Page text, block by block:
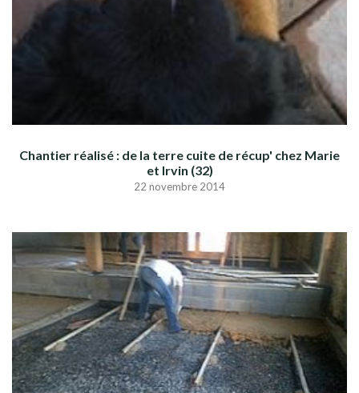
Chantier réalisé : de la terre cuite de récup' chez Marie
et Irvin (32)
22 novembre 2014